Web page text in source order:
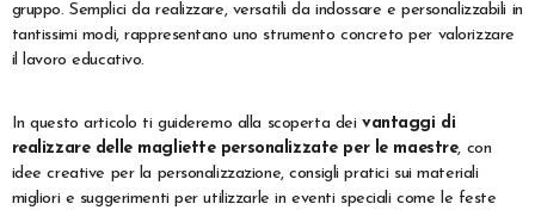
gruppo. Semplici da realizzare, versatili da indossare e personalizzabili in
tantissimi modi, rappresentano uno strumento concreto per valorizzare
il lavoro educativo.
In questo articolo ti guideremo alla scoperta dei vantaggi di
realizzare delle magliette personalizzate per le maestre, con
idee creative per la personalizzazione, consigli pratici sui materiali
migliori e suggerimenti per utilizzarle in eventi speciali come le feste